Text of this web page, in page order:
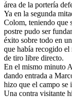
área de la portería
Ya en la segunda
Colom, teniendo que
postre pudo ser
éxito sobre todo en
que había recogido el
de tiro libre directo.
En el mismo minuto
dando entrada a
hizo que el campo se
Una contra visitante